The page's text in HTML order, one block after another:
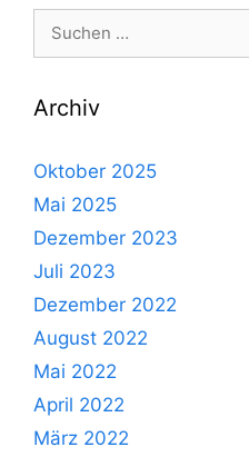
Suche
Archiv
Oktober 2025
Mai 2025
Dezember 2023
Juli 2023
Dezember 2022
August 2022
Mai 2022
April 2022
März 2022